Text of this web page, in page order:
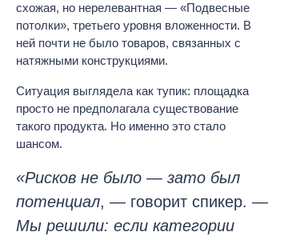
схожая, но нерелевантная — «Подвесные
потолки», третьего уровня вложенности. В
ней почти не было товаров, связанных с
натяжными конструкциями.
Ситуация выглядела как тупик: площадка
просто не предполагала существование
такого продукта. Но именно это стало
шансом.
«Рисков не было — зато был
потенциал, — говорит спикер. —
Мы решили: если категории